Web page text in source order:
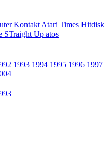
Kontakt Atari Times Hitdisk
STraight Up atos
1993 1994 1995 1996 1997